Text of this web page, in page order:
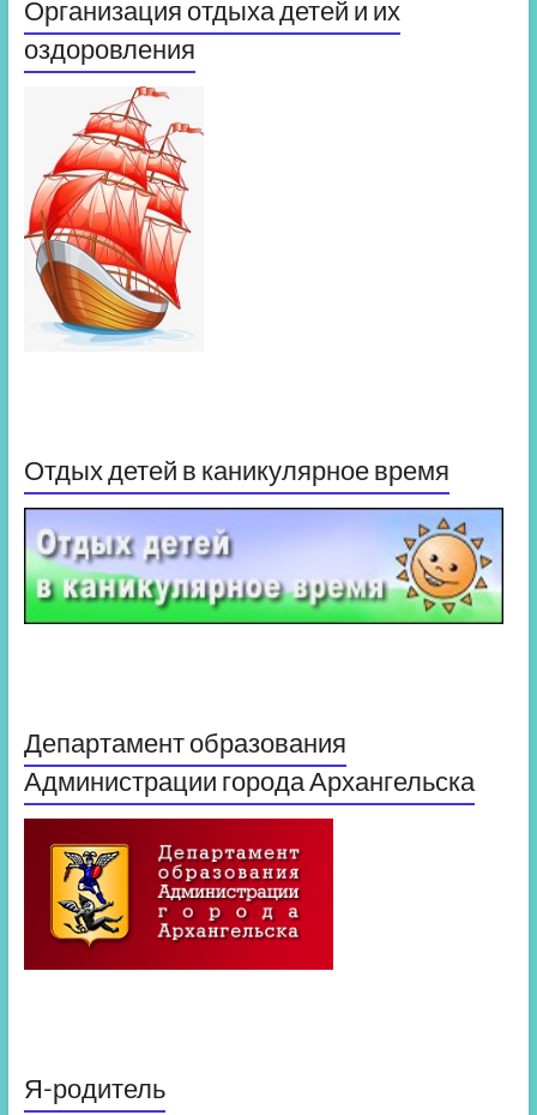
Организация отдыха детей и их
оздоровления
Отдых детей в каникулярное время
Департамент образования
Администрации города Архангельска
Я-родитель